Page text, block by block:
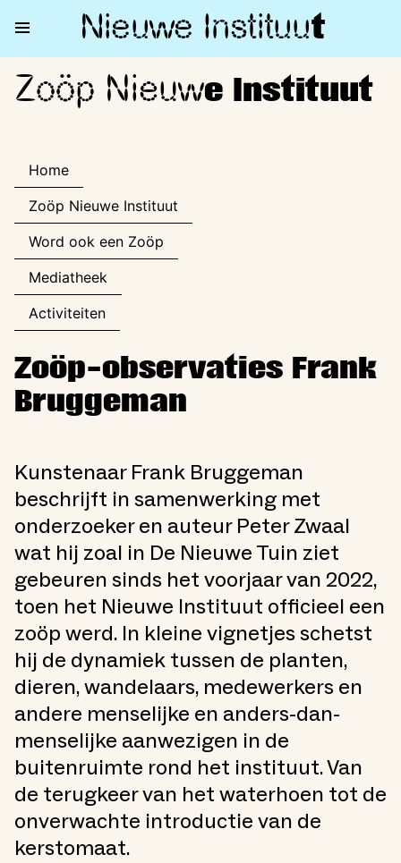
Nieuwe Instituut
Zoöp Nieuwe Instituut
Zoöp Nieuwe Instituut
Home
Zoöp Nieuwe Instituut
Word ook een Zoöp
Mediatheek
Activiteiten
Zoöp-observaties Frank
Bruggeman
Kunstenaar Frank Bruggeman
beschrijft in samenwerking met
onderzoeker en auteur Peter Zwaal
wat hij zoal in De Nieuwe Tuin ziet
gebeuren sinds het voorjaar van 2022,
toen het Nieuwe Instituut officieel een
zoöp werd. In kleine vignetjes schetst
hij de dynamiek tussen de planten,
dieren, wandelaars, medewerkers en
andere menselijke en anders-dan-
menselijke aanwezigen in de
buitenruimte rond het instituut. Van
de terugkeer van het waterhoen tot de
onverwachte introductie van de
kerstomaat.